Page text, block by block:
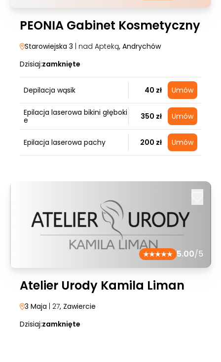
PEONIA Gabinet Kosmetyczny
Starowiejska 3 | nad Apteką, Andrychów
Dzisiaj:zamknięte
Depilacja wąsik 40 zł Umów
Epilacja laserowa bikini głęboki
e
350 zł Umów
Epilacja laserowa pachy 200 zł Umów
5.00/5
Atelier Urody Kamila Liman
3 Maja | 27, Zawiercie
Dzisiaj:zamknięte